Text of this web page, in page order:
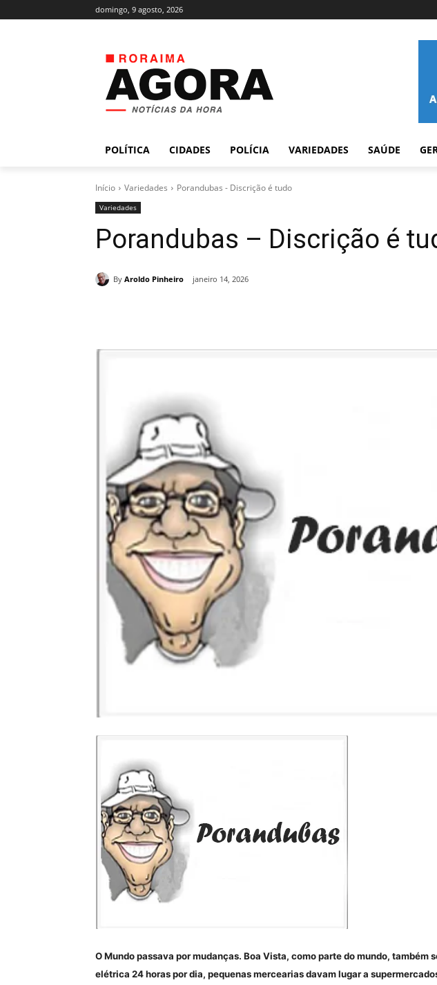
domingo, 9 agosto, 2026
POLÍTICA CIDADES POLÍCIA VARIEDADES SAÚDE
Início Variedades Porandubas - Discrição é tudo
Variedades
Porandubas – Discrição é
By Aroldo Pinheiro janeiro 14, 2026
O Mundo passava por mudanças. Boa Vista, como parte do mundo, também
elétrica 24 horas por dia, pequenas mercearias davam lugar a